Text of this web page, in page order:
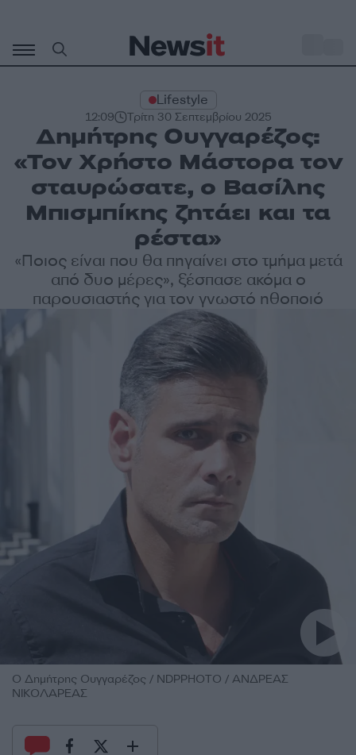
περιεχόμενο
Lifestyle
12:09 Τρίτη 30 Σεπτεμβρίου 2025
Δημήτρης Ουγγαρέζος:
«Τον Χρήστο Μάστορα τον
σταυρώσατε, ο Βασίλης
Μπισμπίκης ζητάει και τα
ρέστα»
«Ποιος είναι που θα πηγαίνει στο τμήμα μετά
από δυο μέρες», ξέσπασε ακόμα ο
παρουσιαστής για τον γνωστό ηθοποιό
O Δημήτρης Ουγγαρέζος / NDPPHOTO / ΑΝΔΡΕΑΣ
ΝΙΚΟΛΑΡΕΑΣ